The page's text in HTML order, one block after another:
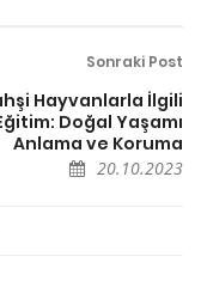
Sonraki Post
Hayvanlarla İlgili
Doğal Yaşamı
Anlama ve Koruma
20.10.2023